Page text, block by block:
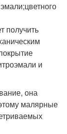
получить
и
она
малярные